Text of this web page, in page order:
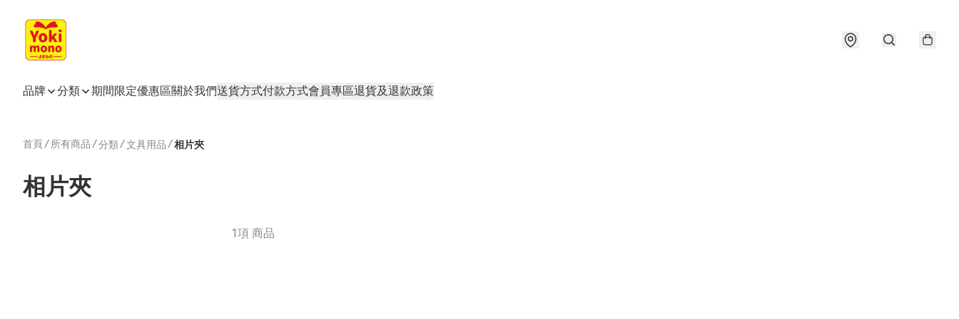
品牌 分類 期間限定優惠區關於我們送貨方式付款方式會員專區退貨及退款政策
首頁/ 所有商品 /分類/文具用品 /相片夾
相片夾
1項 商品